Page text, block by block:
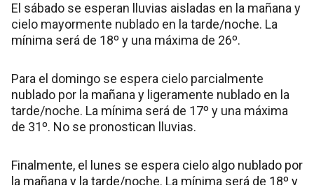
El sábado se esperan lluvias aisladas en la mañana y
cielo mayormente nublado en la tarde/noche. La
mínima será de 18º y una máxima de 26º.
Para el domingo se espera cielo parcialmente
nublado por la mañana y ligeramente nublado en la
tarde/noche. La mínima será de 17º y una máxima
de 31º. No se pronostican lluvias.
Finalmente, el lunes se espera cielo algo nublado por
la mañana y la tarde/noche. La mínima será de 18º y